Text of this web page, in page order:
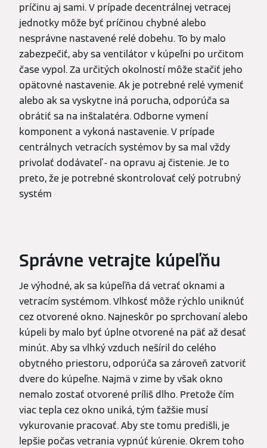
príčinu aj sami. V prípade decentrálnej vetracej
jednotky môže byť príčinou chybné alebo
nesprávne nastavené relé dobehu. To by malo
zabezpečiť, aby sa ventilátor v kúpeľni po určitom
čase vypol. Za určitých okolností môže stačiť jeho
opätovné nastavenie. Ak je potrebné relé vymeniť
alebo ak sa vyskytne iná porucha, odporúča sa
obrátiť sa na inštalatéra. Odborne vymení
komponent a vykoná nastavenie. V prípade
centrálnych vetracích systémov by sa mal vždy
privolať dodávateľ - na opravu aj čistenie. Je to
preto, že je potrebné skontrolovať celý potrubný
systém
Správne vetrajte kúpeľňu
Je výhodné, ak sa kúpeľňa dá vetrať oknami a
vetracím systémom. Vlhkosť môže rýchlo uniknúť
cez otvorené okno. Najneskôr po sprchovaní alebo
kúpeli by malo byť úplne otvorené na päť až desať
minút. Aby sa vlhký vzduch nešíril do celého
obytného priestoru, odporúča sa zároveň zatvoriť
dvere do kúpeľne. Najmä v zime by však okno
nemalo zostať otvorené príliš dlho. Pretože čím
viac tepla cez okno uniká, tým ťažšie musí
vykurovanie pracovať. Aby ste tomu predišli, je
lepšie počas vetrania vypnúť kúrenie. Okrem toho